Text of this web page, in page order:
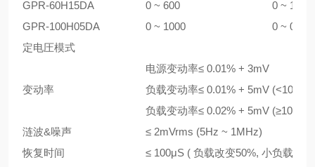
GPR-60H15DA 0 ~ 600
0 ~ 1.5
GPR-100H05DA
0 ~ 1000
0 ~ 0.5
定电圧模式
变动率
电源变动率≤ 0.01% + 3mV
负载变动率≤ 0.01% + 5mV (<10A)
负载变动率≤ 0.02% + 5mV (≥10A)
涟波&噪声
≤ 2mVrms (5Hz ~ 1MHz)
恢复时间
≤ 100μS ( 负载改变50%, 小负载